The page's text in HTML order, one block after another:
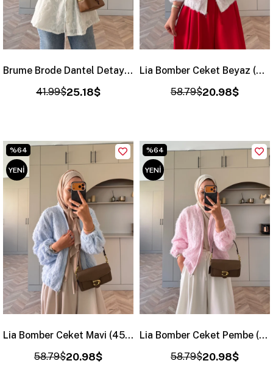
Brume Brode Dantel Detaylı Gömlek Beyaz
25.18$
41.99$
Lia Bomber Ceket Beyaz (4523)
20.98$
58.79$
Lia Bomber Ceket Mavi (4523)
20.98$
58.79$
%64
YENI
Lia Bomber Ceket Pembe (4523)
20.98$
58.79$
%64
YENI